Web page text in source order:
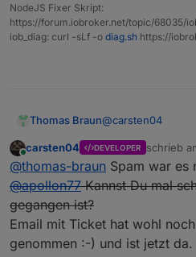
NodeJS Fixer Skript:
https://forum.iobroker.net/topic/68035/
iob_diag: curl -sLf -o diag.sh https://
Thomas Braun@carsten04
Nee, kam
geschaut?
Online
carsten04 DEVELOPER schrieb
zuletzt
@thomas-braun Spam war es
@apollon77Kannst Du mal
gegangen ist?
Email mit Ticket hat wohl
genommen :-) und ist jetzt da.